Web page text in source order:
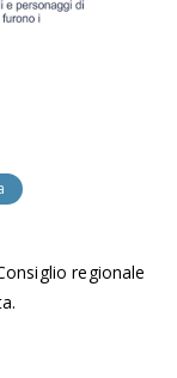
regionale